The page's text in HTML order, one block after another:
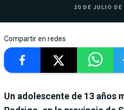
20 DE JULIO DE
Compartir en redes
Un adolescente de 13 años